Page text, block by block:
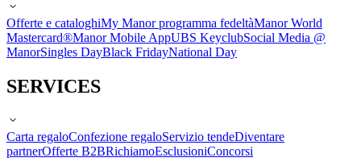
Offerte e cataloghiMy Manor programma fedeltàManor World
Mastercard®Manor Mobile AppUBS KeyclubSocial Media @
ManorSingles DayBlack FridayNational Day
SERVICES
Carta regaloConfezione regaloServizio tendeDiventare
partnerOfferte B2BRichiamoEsclusioniConcorsi